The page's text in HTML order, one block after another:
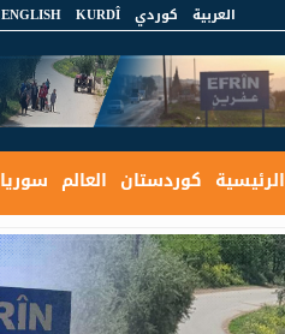
العربية كوردي KURDÎ
ENGLISH
الرئيسية كوردستان العالم سوريا